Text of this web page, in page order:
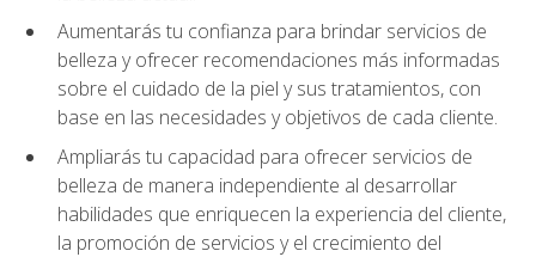
Aumentarás tu confianza para brindar servicios de
belleza y ofrecer recomendaciones más informadas
sobre el cuidado de la piel y sus tratamientos, con
base en las necesidades y objetivos de cada cliente.
Ampliarás tu capacidad para ofrecer servicios de
belleza de manera independiente al desarrollar
habilidades que enriquecen la experiencia del cliente,
la promoción de servicios y el crecimiento del